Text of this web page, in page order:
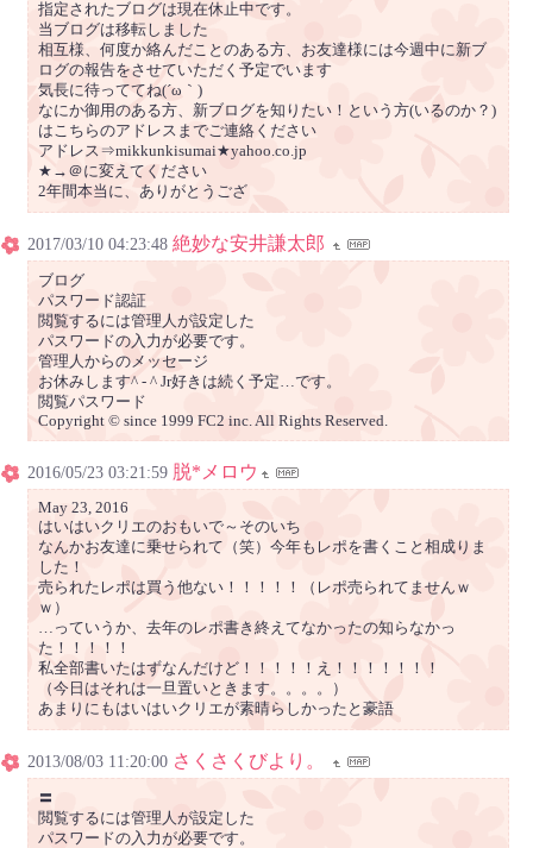
指定されたブログは現在休止中です。
当ブログは移転しました
相互様、何度か絡んだことのある方、お友達様には今週中に新ブ
ログの報告をさせていただく予定でいます
気長に待っててね(´ω｀)
なにか御用のある方、新ブログを知りたい！という方(いるのか？)
はこちらのアドレスまでご連絡ください
アドレス⇒mikkunkisumai★yahoo.co.jp
★→＠に変えてください
2年間本当に、ありがとうござ
2017/03/10 04:23:48 絶妙な安井謙太郎
ブログ
パスワード認証
閲覧するには管理人が設定した
パスワードの入力が必要です。
管理人からのメッセージ
お休みします^ - ^ Jr好きは続く予定…です。
閲覧パスワード
Copyright © since 1999 FC2 inc. All Rights Reserved.
2016/05/23 03:21:59 脱*メロウ
May 23, 2016
はいはいクリエのおもいで～そのいち
なんかお友達に乗せられて（笑）今年もレポを書くこと相成りま
した！
売られたレポは買う他ない！！！！！（レポ売られてませんｗ
ｗ）
…っていうか、去年のレポ書き終えてなかったの知らなかっ
た！！！！！
私全部書いたはずなんだけど！！！！！え！！！！！！！
（今日はそれは一旦置いときます。。。。）
あまりにもはいはいクリエが素晴らしかったと豪語
2013/08/03 11:20:00 さくさくびより。
〓
閲覧するには管理人が設定した
パスワードの入力が必要です。